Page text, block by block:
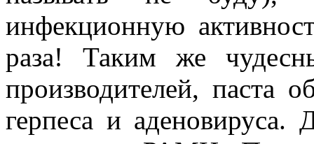
инфекционную
раза! Таким же
производителей, паста
герпеса и аденовируса.